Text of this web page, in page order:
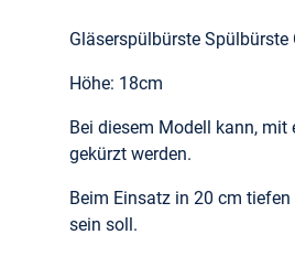
Gläserspülbürste
Höhe: 18cm
Bei diesem Modell kann,
gekürzt werden.
Beim Einsatz in 20 cm
sein soll.